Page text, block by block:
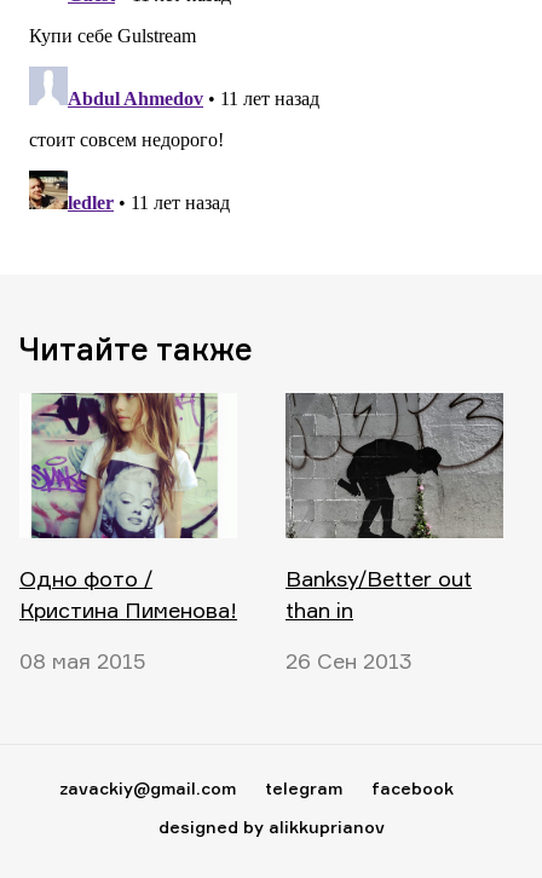
Читайте также
Одно фото /
Кристина Пименова!
08 мая 2015
Banksy/Better out
than in
26 Сен 2013
zavackiy@gmail.com telegram
facebook
designed by alikkuprianov